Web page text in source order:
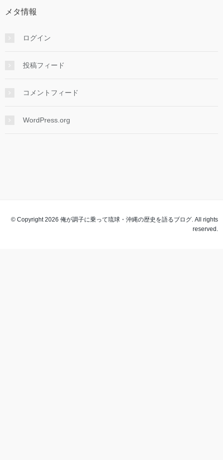
メタ情報
ログイン
投稿フィード
コメントフィード
WordPress.org
© Copyright 2026 俺が調子に乗って琉球・沖縄の歴史を語るブログ. All rights
reserved.